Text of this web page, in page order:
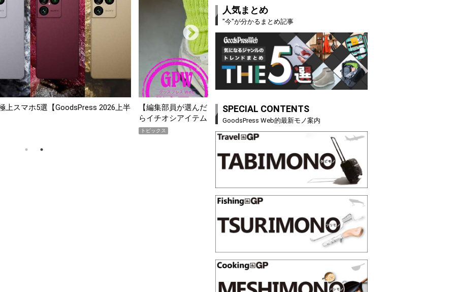
GoodsPress 2026上半
【編集部員が選んだ「指名買い」】2026年7月掲載記事か
らイチオシアイテムをピックアップ！
「買って損なし」の極上スマホ5選【
期AWARD】
トピックス
人気まとめ
"今"が分かるまとめ記事
SPECIAL CONTENTS
GoodsPress Web的最新モノ案内